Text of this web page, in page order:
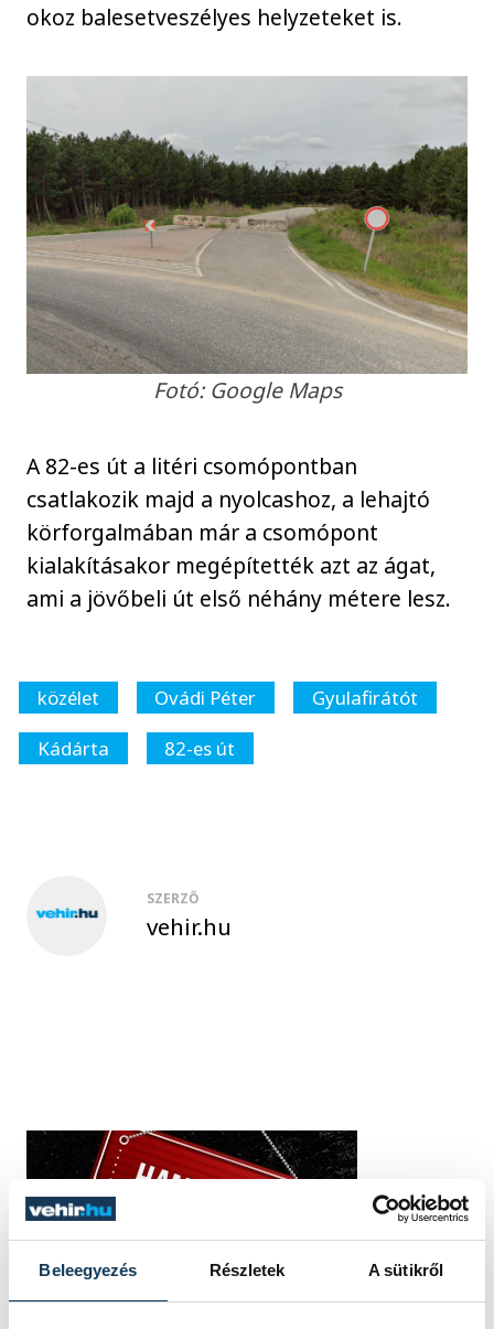
Beleegyezés Részletek A sütikről
okoz balesetveszélyes helyzeteket is.
Fotó: Google Maps
A 82-es út a litéri csomópontban
csatlakozik majd a nyolcashoz, a lehajtó
körforgalmában már a csomópont
kialakításakor megépítették azt az ágat,
ami a jövőbeli út első néhány métere lesz.
közélet Ovádi Péter
Gyulafirátót
Kádárta
82-es út
SZERZŐ
vehir.hu